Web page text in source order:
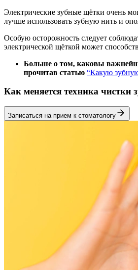
Электрические зубные щётки очень
лучше использовать зубную нить и
Особую осторожность следует
электрической щёткой может
Больше о том, каковы
прочитав статью “Какую
Как меняется техника чистки
Записаться на прием к стоматологу